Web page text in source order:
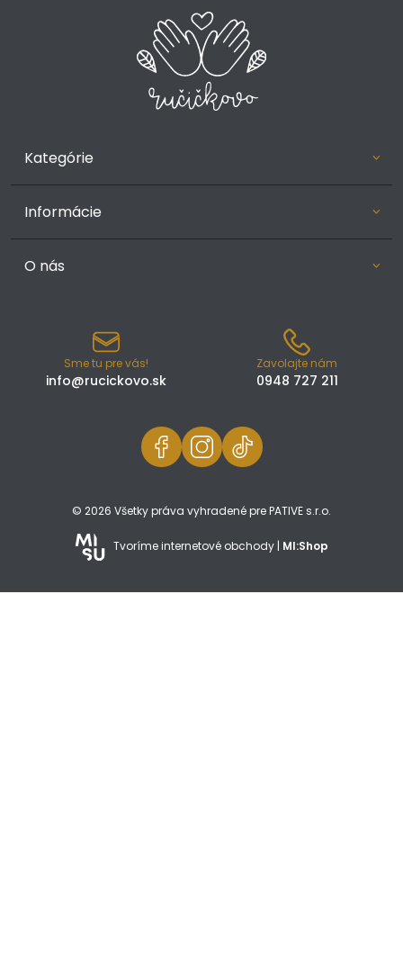
Kategórie
Informácie
O nás
Sme tu pre vás!
info@rucickovo.sk
Zavolajte nám
0948 727 211
© 2026 Všetky práva vyhradené pre PATIVE s.r.o.
Tvoríme internetové obchody | MI:Shop